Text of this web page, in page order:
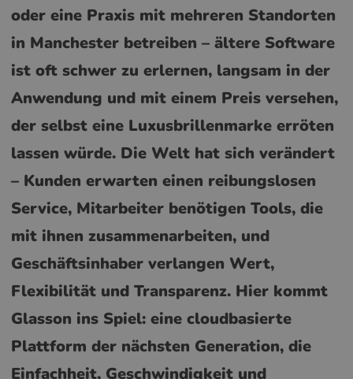
oder eine Praxis mit mehreren Standorten
in Manchester betreiben – ältere Software
ist oft schwer zu erlernen, langsam in der
Anwendung und mit einem Preis versehen,
der selbst eine Luxusbrillenmarke erröten
lassen würde. Die Welt hat sich verändert
– Kunden erwarten einen reibungslosen
Service, Mitarbeiter benötigen Tools, die
mit ihnen zusammenarbeiten, und
Geschäftsinhaber verlangen Wert,
Flexibilität und Transparenz. Hier kommt
Glasson ins Spiel: eine cloudbasierte
Plattform der nächsten Generation, die
Einfachheit, Geschwindigkeit und